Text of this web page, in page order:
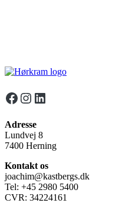
Facebook
Instagram
LinkedIn
Adresse
Lundvej 8
7400 Herning
Kontakt os
joachim@kastbergs.dk
Tel: +45 2980 5400
CVR: 34224161